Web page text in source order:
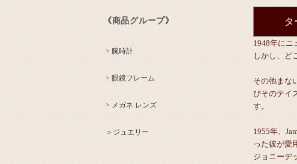
タ
1948年にニ
しかし、ど
その弛まな
びそのテイ
す。
1955年、
った彼が愛
ジョニーデ
《商品グループ》
> 腕時計
> 眼鏡フレーム
> メガネ レンズ
＞ジュエリー